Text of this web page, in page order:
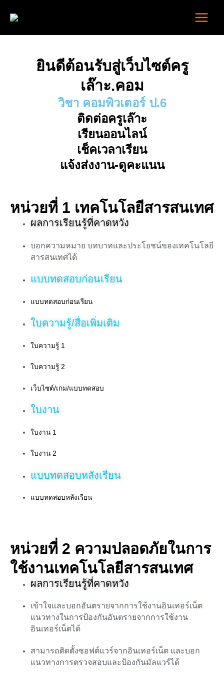
ยินดีต้อนรับสู่เว็บไซต์ครู
เล๊าะ.คอม
วิชา คอมพิวเตอร์ ป.6
ติดต่อครูเล๊าะ
เรียนออนไลน์
เช็คเวลาเรียน
แจ้งส่งงาน-ดูคะแนน
หน่วยที่ 1 เทคโนโลยีสารสนเทศ
ผลการเรียนรู้ที่คาดหวัง
บอกความหมาย บทบาทและประโยชน์ของเทคโนโลยี
สารสนเทศได้
แบบทดสอบก่อนเรียน
แบบทดสอบก่อนเรียน
ใบความรู้/สื่อเพิ่มเติม
ใบความรู้ 1
ใบความรู้ 2
เว็บไซต์/เกม/แบบทดสอบ
ใบงาน
ใบงาน 1
ใบงาน 2
แบบทดสอบหลังเรียน
แบบทดสอบหลังเรียน
หน่วยที่ 2 ความปลอดภัยในการ
ใช้งานเทคโนโลยีสารสนเทศ
ผลการเรียนรู้ที่คาดหวัง
เข้าใจและบอกอันตรายจากการใช้งานอินเทอร์เน็ต
แนวทางในการป้องกันอันตรายจากการใช้งาน
อินเทอร์เน็ตได้
สามารถติดตั้งซอฟต์แวร์จากอินเทอร์เน็ต และบอก
แนวทางการตรวจสอบและป้องกันมัลแวร์ได้